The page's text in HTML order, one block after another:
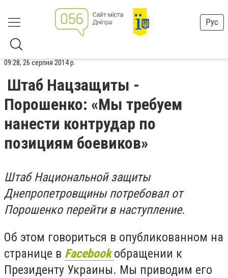
Рус
09:28, 26 серпня 2014 р.
Штаб Нацзащиты -
Порошенко: «Мы требуем
нанести контрудар по
позициям боевиков»
Штаб Национальной защиты
Днепропетровщины потребовал от
Порошенко перейти в наступление.
Об этом говориться в опубликованном на
странице в Facebookобращении к
Президенту Украины. Мы приводим его